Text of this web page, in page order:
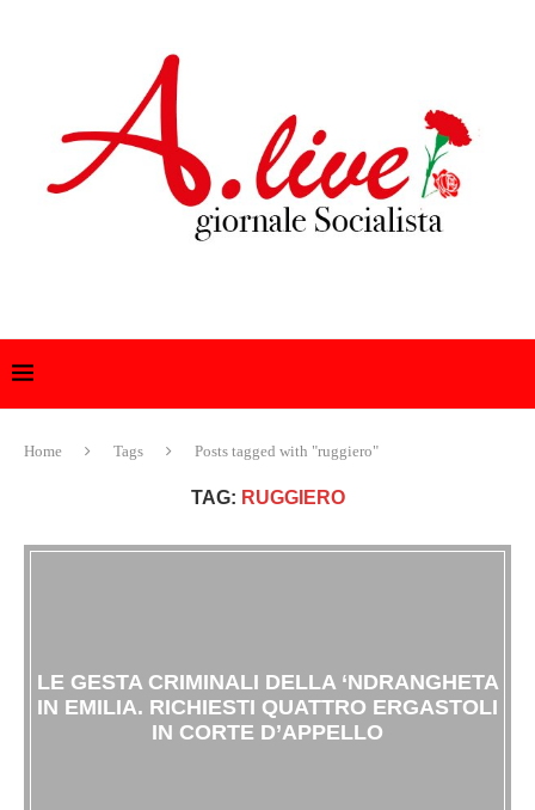
Home Tags Posts tagged with "ruggiero"
TAG: RUGGIERO
LE GESTA CRIMINALI DELLA ‘NDRANGHETA
IN EMILIA. RICHIESTI QUATTRO ERGASTOLI
IN CORTE D’APPELLO